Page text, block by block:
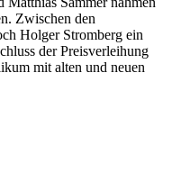
Zwischen den
Holger Stromberg ein
der Preisverleihung
mit alten und neuen